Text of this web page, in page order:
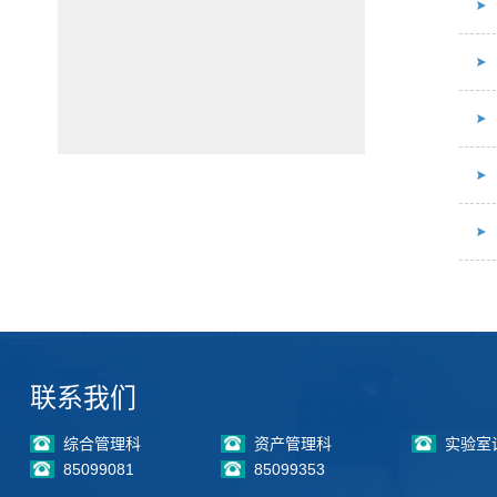
联系我们
综合管理科
85099081
资产管理科
85099353
实验室